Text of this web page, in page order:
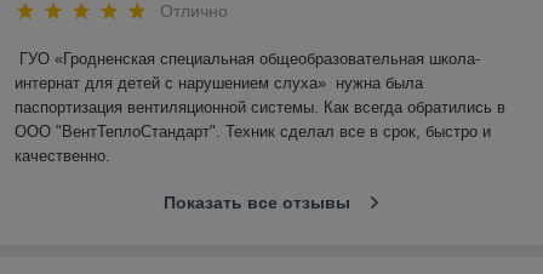
Отлично
ГУО «Гродненская специальная общеобразовательная школа-
интернат для детей с нарушением слуха»  нужна была
паспортизация вентиляционной системы. Как всегда обратились в
ООО "ВентТеплоСтандарт". Техник сделал все в срок, быстро и
качественно.
Показать все отзывы